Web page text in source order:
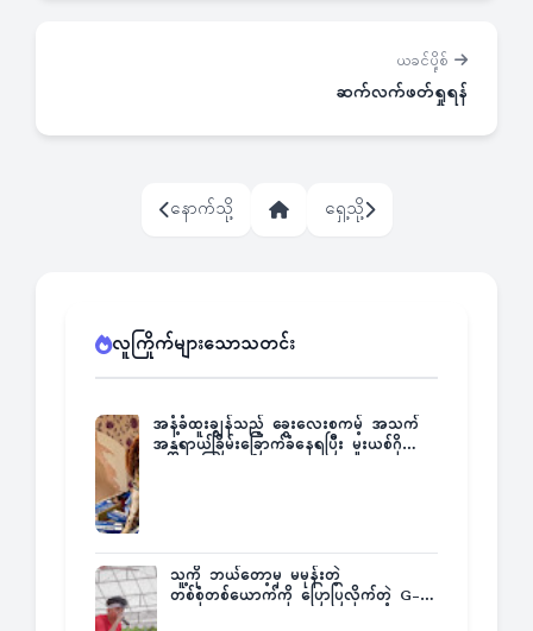
ယခင်ပို့စ်
ဆက်လက်ဖတ်ရှုရန်
နောက်သို့ ရှေ့သို့
လူကြိုက်များသောသတင်း
အနံ့ခံထူးချွန်သည့် ခွေးလေးစကမ့် အသက်
အန္တရာယ်ခြိမ်းခြောက်ခံနေရပြီး မူးယစ်ဂိုဏ်း
သူ့ကို ဘယ်တော့မှ မမုန်းတဲ့
တစ်စုံတစ်ယောက်ကို ပြောပြလိုက်တဲ့ G-